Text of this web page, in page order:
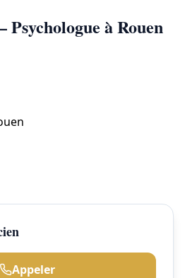
à Rouen
Appeler